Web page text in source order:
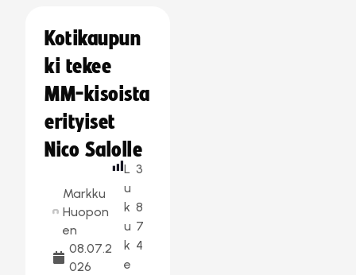
Kotikaupun
ki tekee
MM-kisoista
erityiset
Nico Salolle
Markku
Huopon
en
08.07.2
026
L
u
k
u
k
e
3
8
7
4